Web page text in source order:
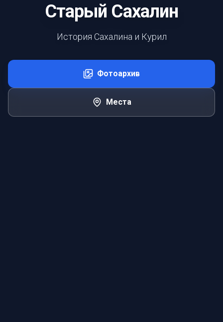
Старый Сахалин
История Сахалина и Курил
Фотоархив
Места